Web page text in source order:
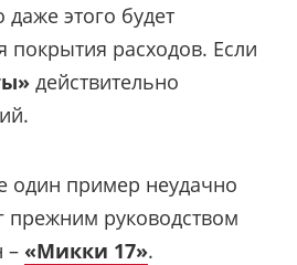
этого будет
покрытия расходов. Если
действительно
один пример неудачно
прежним руководством
– «Микки 17».